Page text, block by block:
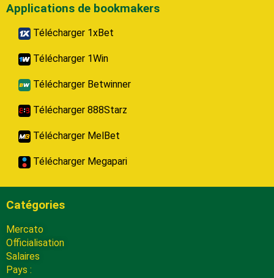
Applications de bookmakers
Télécharger 1xBet
Télécharger 1Win
Télécharger Betwinner
Télécharger 888Starz
Télécharger MelBet
Télécharger Megapari
Catégories
Mercato
Officialisation
Salaires
Pays :